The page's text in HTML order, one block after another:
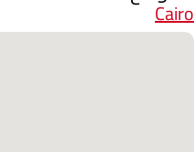
Cairo